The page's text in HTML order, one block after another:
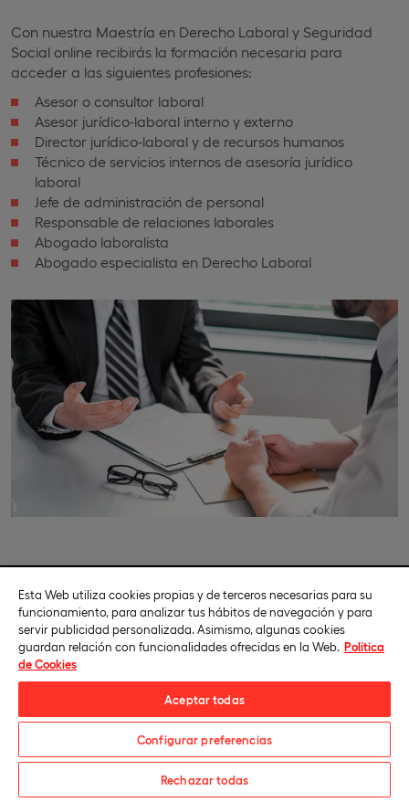
Con nuestra Maestría en Derecho Laboral y Seguridad
Social online recibirás la formación necesaria para
acceder a las siguientes profesiones:
Asesor o consultor laboral
Asesor jurídico-laboral interno y externo
Director jurídico-laboral y de recursos humanos
Técnico de servicios internos de asesoría jurídico
laboral
Jefe de administración de personal
Responsable de relaciones laborales
Abogado laboralista
Abogado especialista en Derecho Laboral
Solicita información
Esta Web utiliza cookies propias y de terceros necesarias para su
funcionamiento, para analizar tus hábitos de navegación y para
servir publicidad personalizada. Asimismo, algunas cookies
guardan relación con funcionalidades ofrecidas en la Web. Política
de Cookies
Aceptar todas
Configurar preferencias
Rechazar todas